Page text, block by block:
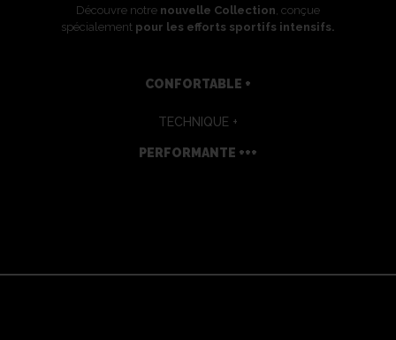
Découvre notre nouvelle Collection, conçue
spécialement pour les efforts sportifs intensifs.
CO N FO RTA B L E +
TECHNIQUE +
P E R FO R M AN T E +++